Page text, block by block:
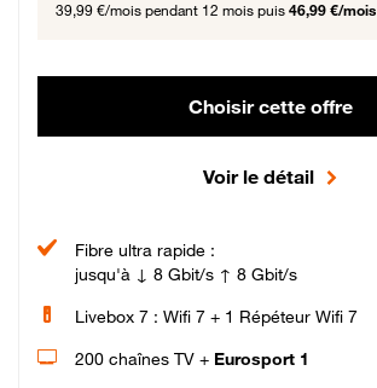
39,99 €/mois pendant 12 mois puis 46,99 €/mois
Choisir cette offre
Voir le détail
Fibre ultra rapide :
jusqu'à ↓ 8 Gbit/s ↑ 8 Gbit/s
Livebox 7 : Wifi 7 + 1 Répéteur Wifi 7
200 chaînes TV + Eurosport 1